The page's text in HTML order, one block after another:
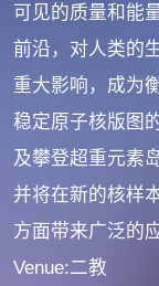
可见的质量和能
前沿，对人类的
重大影响，成为
稳定原子核版图
及攀登超重元素
并将在新的核样
方面带来广泛的
Venue:二教